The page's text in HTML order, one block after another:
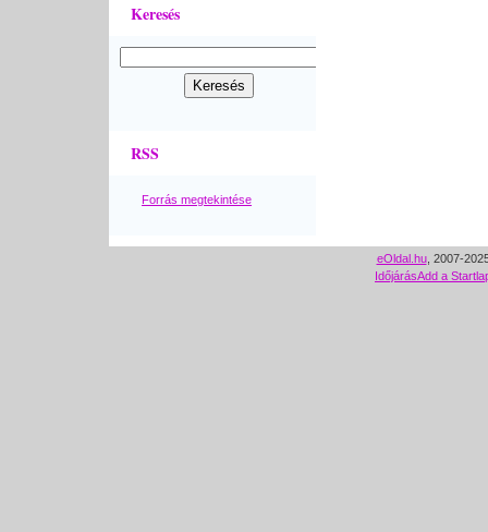
Keresés
RSS
Forrás megtekintése
eOldal.hu, 2007-
IdőjárásAdd a